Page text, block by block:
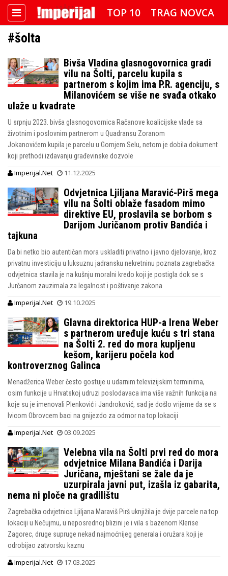
TOP 10
TRAG NOVCA
DETEKTOR
IMPERIJAL VIDEO
RADAR
IMPERIJAL & FREETIME
IMPERIJALOVE POZNATE FACE
#šolta
Bivša Vladina glasnogovornica gradi
vilu na Šolti, parcelu kupila s
partnerom s kojim ima P.R. agenciju, s
Milanovićem se više ne svađa otkako
ulaže u kvadrate
U srpnju 2023. bivša glasnogovornica Račanove koalicijske vlade sa
životnim i poslovnim partnerom u Quadransu Zoranom
Jokanovićem kupila je parcelu u Gornjem Selu, netom je dobila dokument
koji prethodi izdavanju građevinske dozvole
Imperijal.Net 11.12.2025
Odvjetnica Ljiljana Maravić-Pirš mega
vilu na Šolti oblaže fasadom mimo
direktive EU, proslavila se borbom s
Darijom Juričanom protiv Bandića i
tajkuna
Da bi netko bio autentičan mora uskladiti privatno i javno djelovanje, kroz
privatnu investiciju u luksuznu jadransku nekretninu poznata zagrebačka
odvjetnica stavila je na kušnju moralni kredo koji je postigla dok se s
Jurčanom zauzimala za legalnost i poštivanje zakona
Imperijal.Net 19.10.2025
Glavna direktorica HUP-a Irena Weber
s partnerom uređuje kuću s tri stana
na Šolti 2. red do mora kupljenu
kešom, karijeru počela kod
kontroverznog Galinca
Menadžerica Weber često gostuje u udarnim televizijskim terminima,
osim funkcije u Hrvatskoj udruzi poslodavaca ima više važnih funkcija na
koje su je imenovali Plenković i Jandroković, sad je došlo vrijeme da se s
Ivicom Obrovcem baci na gnijezdo za odmor na top lokaciji
Imperijal.Net 03.09.2025
Velebna vila na Šolti prvi red do mora
odvjetnice Milana Bandića i Darija
Juričana, mještani se žale da je
uzurpirala javni put, izašla iz gabarita,
nema ni ploče na gradilištu
Zagrebačka odvjetnica Ljiljana Maraviš Pirš uknjižila je dvije parcele na top
lokaciji u Nečujmu, u neposrednoj blizini je i vila s bazenom Klerise
Zagorec, druge supruge nekad najmoćnijeg generala i oružara koji je
odrobijao zatvorsku kaznu
Imperijal.Net 17.03.2025